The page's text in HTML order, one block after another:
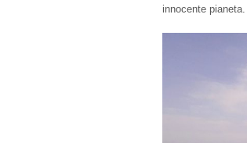
innocente pianeta.